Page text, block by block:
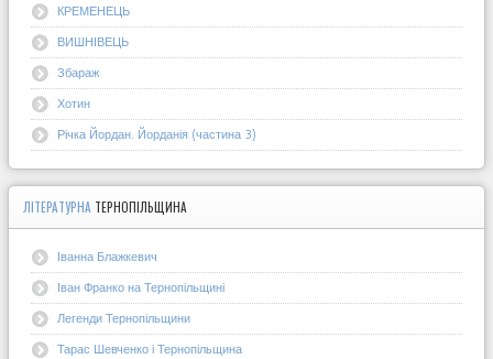
КРЕМЕНЕЦЬ
ВИШНІВЕЦЬ
Збараж
Хотин
Річка Йордан. Йорданія (частина 3)
ЛІТЕРАТУРНА ТЕРНОПІЛЬЩИНА
Іванна Блажкевич
Іван Франко на Тернопільщині
Легенди Тернопільщини
Тарас Шевченко і Тернопільщина